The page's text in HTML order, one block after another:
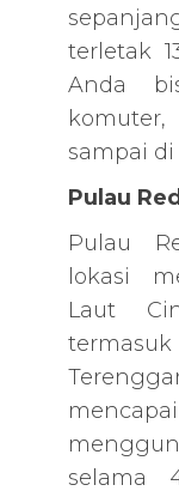
terletak
Anda
sampai
Pulau
Pulau
lokasi
Laut
selama